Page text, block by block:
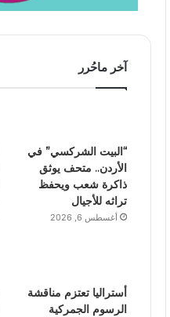
آخر ماحُرر
“البيت الشركسي” في
الأردن.. متحف يوثق
ذاكرة شعب ويحفظ
تراثه للأجيال
أغسطس 6, 2026
أستراليا تعتزم مناقشة
الرسوم الجمركية